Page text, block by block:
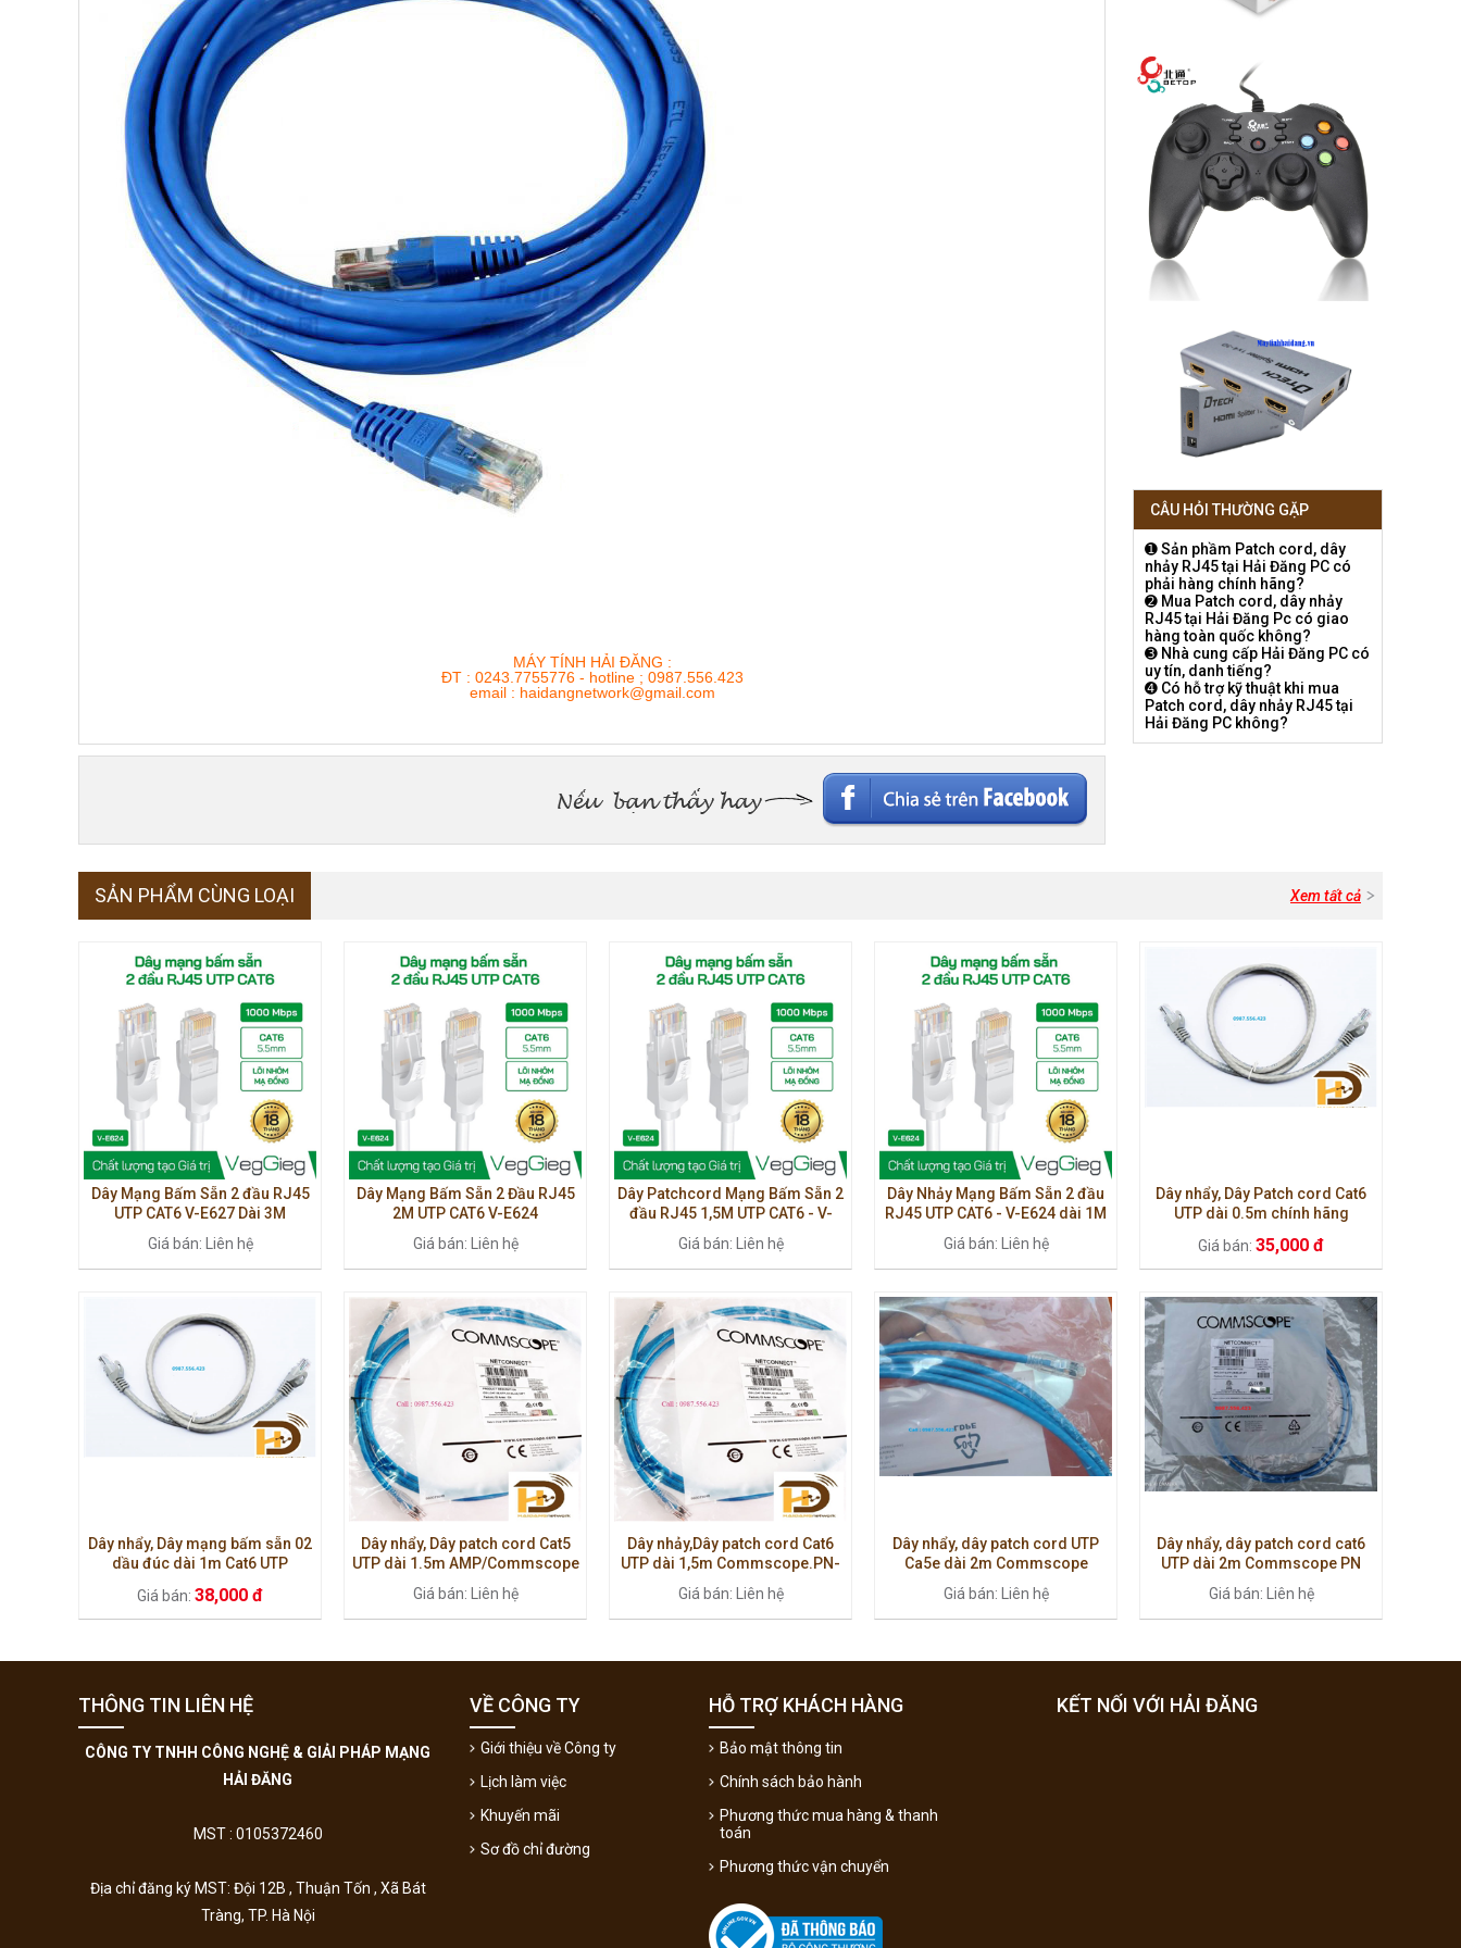
MÁY TÍNH HẢI ĐĂNG :
ĐT : 0243.7755776 - hotline ; 0987.556.423
email : haidangnetwork@gmail.com
CÂU HỎI THƯỜNG GẶP
➊ Sản phầm Patch cord, dây
nhảy RJ45 tại Hải Đăng PC có
phải hàng chính hãng?
➋ Mua Patch cord, dây nhảy
RJ45 tại Hải Đăng Pc có giao
hàng toàn quốc không?
➌ Nhà cung cấp Hải Đăng PC có
uy tín, danh tiếng?
➍ Có hỗ trợ kỹ thuật khi mua
Patch cord, dây nhảy RJ45 tại
Hải Đăng PC không?
Xem tất cả
SẢN PHẨM CÙNG LOẠI
Dây Mạng Bấm Sẵn 2 đầu RJ45
UTP CAT6 V-E627 Dài 3M
Giá bán: Liên hệ
Dây Mạng Bấm Sẵn 2 Đầu RJ45
2M UTP CAT6 V-E624
Giá bán: Liên hệ
Dây Patchcord Mạng Bấm Sẵn 2
đầu RJ45 1,5M UTP CAT6 - V-
Giá bán: Liên hệ
Dây Nhảy Mạng Bấm Sẵn 2 đầu
RJ45 UTP CAT6 - V-E624 dài 1M
Giá bán: Liên hệ
Dây nhẩy, Dây Patch cord Cat6
UTP dài 0.5m chính hãng
Giá bán: 35,000 đ
Dây nhẩy, Dây mạng bấm sẵn 02
dầu đúc dài 1m Cat6 UTP
Giá bán: 38,000 đ
Dây nhẩy, Dây patch cord Cat5
UTP dài 1.5m AMP/Commscope
Giá bán: Liên hệ
Dây nhảy,Dây patch cord Cat6
UTP dài 1,5m Commscope.PN-
Giá bán: Liên hệ
Dây nhẩy, dây patch cord UTP
Ca5e dài 2m Commscope
Giá bán: Liên hệ
Dây nhẩy, dây patch cord cat6
UTP dài 2m Commscope PN
Giá bán: Liên hệ
KẾT NỐI VỚI HẢI ĐĂNG
THÔNG TIN LIÊN HỆ
CÔNG TY TNHH CÔNG NGHỆ & GIẢI PHÁP MẠNG
HẢI ĐĂNG
MST : 0105372460
Địa chỉ đăng ký MST: Đội 12B , Thuận Tốn , Xã Bát
Tràng, TP. Hà Nội
VỀ CÔNG TY
Giới thiệu về Công ty
Lịch làm việc
Khuyến mãi
Sơ đồ chỉ đường
HỖ TRỢ KHÁCH HÀNG
Bảo mật thông tin
Chính sách bảo hành
Phương thức mua hàng & thanh
toán
Phương thức vận chuyển